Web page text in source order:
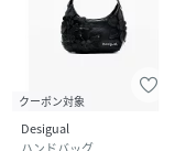
クーポン対象
Desigual